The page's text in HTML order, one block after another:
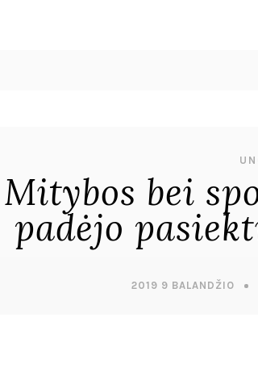
Mitybos bei
padėjo
2019 9 BALANDŽIO